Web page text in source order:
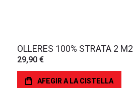
OLLERES 100% STRATA 2 M2
29,90 €
AFEGIR A LA CISTELLA